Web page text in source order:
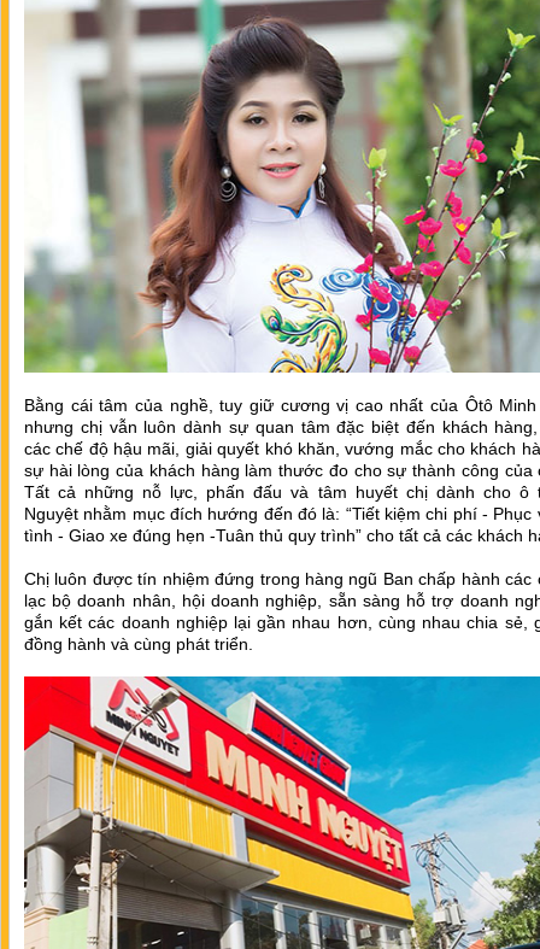
Bằng cái tâm của nghề, tuy giữ cương vị cao nhất của Ôtô Minh
nhưng chị vẫn luôn dành sự quan tâm đặc biệt đến khách
các chế độ hậu mãi, giải quyết khó khăn, vướng mắc cho khách
sự hài lòng của khách hàng làm thước đo cho sự thành công của
Tất cả những nỗ lực, phấn đấu và tâm huyết chị dành cho ô
Nguyệt nhằm mục đích hướng đến đó là: “Tiết kiệm chi phí - Phục
tình - Giao xe đúng hẹn -Tuân thủ quy trình” cho tất cả các khách
Chị luôn được tín nhiệm đứng trong hàng ngũ Ban chấp hành các
lạc bộ doanh nhân, hội doanh nghiệp, sẵn sàng hỗ trợ doanh
gắn kết các doanh nghiệp lại gần nhau hơn, cùng nhau chia sẻ,
đồng hành và cùng phát triển.